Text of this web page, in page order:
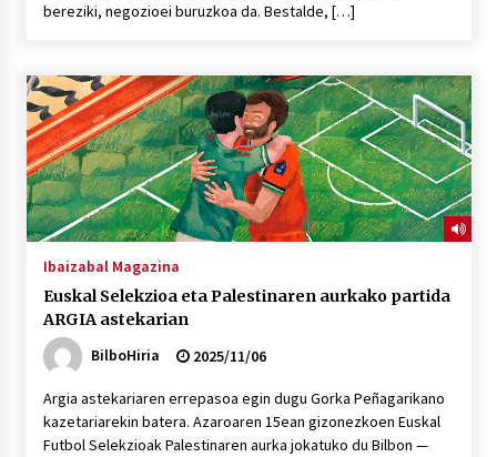
bereziki, negozioei buruzkoa da. Bestalde, […]
Ibaizabal Magazina
Euskal Selekzioa eta Palestinaren aurkako partida
ARGIA astekarian
BilboHiria
2025/11/06
Argia astekariaren errepasoa egin dugu Gorka Peñagarikano
kazetariarekin batera. Azaroaren 15ean gizonezkoen Euskal
Futbol Selekzioak Palestinaren aurka jokatuko du Bilbon —